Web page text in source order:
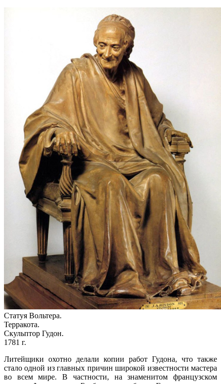
Статуя Вольтера.
Терракота.
Скульптор Гудон.
1781 г.
Литейщики охотно делали копии работ Гудона, что также
стало одной из главных причин широкой известности мастера
во всем мире. В частности, на знаменитом французском